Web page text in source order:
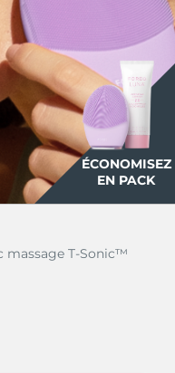
ÉCONOMISEZ
EN PACK
massage T-Sonic™